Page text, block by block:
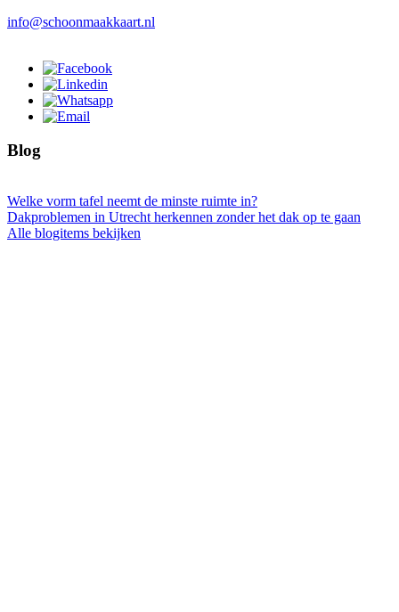
info@schoonmaakkaart.nl
Blog
Welke vorm tafel neemt de minste ruimte in?
Dakproblemen in Utrecht herkennen zonder het dak op te gaan
Alle blogitems bekijken